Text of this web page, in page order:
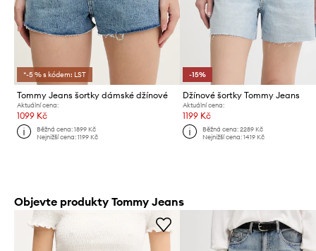
*-5 % s kódem: LST
Tommy Jeans šortky dámské džínové
Aktuální cena:
1099 Kč
Běžná cena:1899 Kč
Nejnižší cena:1199 Kč
-15%
Džínové šortky Tommy Jeans
Aktuální cena:
1199 Kč
Běžná cena: 2289 Kč
Nejnižší cena: 1419 Kč
Objevte produkty Tommy Jeans